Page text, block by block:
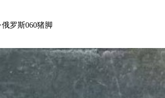
俄罗斯060猪脚